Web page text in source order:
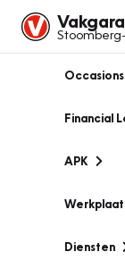
Occasions
Financial
APK
Diensten